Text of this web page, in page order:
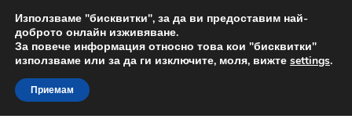
ДОСТАВКА от 12 лв.
Доставка по целия свят
Skip
to
navigation
Skip
to
content
Използваме "бисквитки", за да ви предоставим най-
доброто онлайн изживяване.
За повече информация относно това кои "бисквитки"
използваме или за да ги изключите, моля, вижте settings.
Приемам